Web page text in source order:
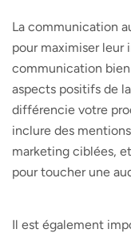
La communication
pour maximiser leur
communication
aspects positifs de
différencie votre
inclure des
marketing ciblées,
pour toucher une
Il est également